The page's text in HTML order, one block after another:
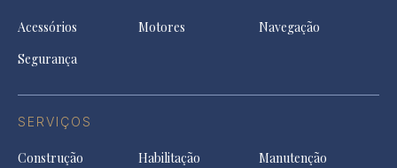
Acessórios Motores
Navegação
Segurança
SERVIÇOS
Construção Habilitação
Manutenção